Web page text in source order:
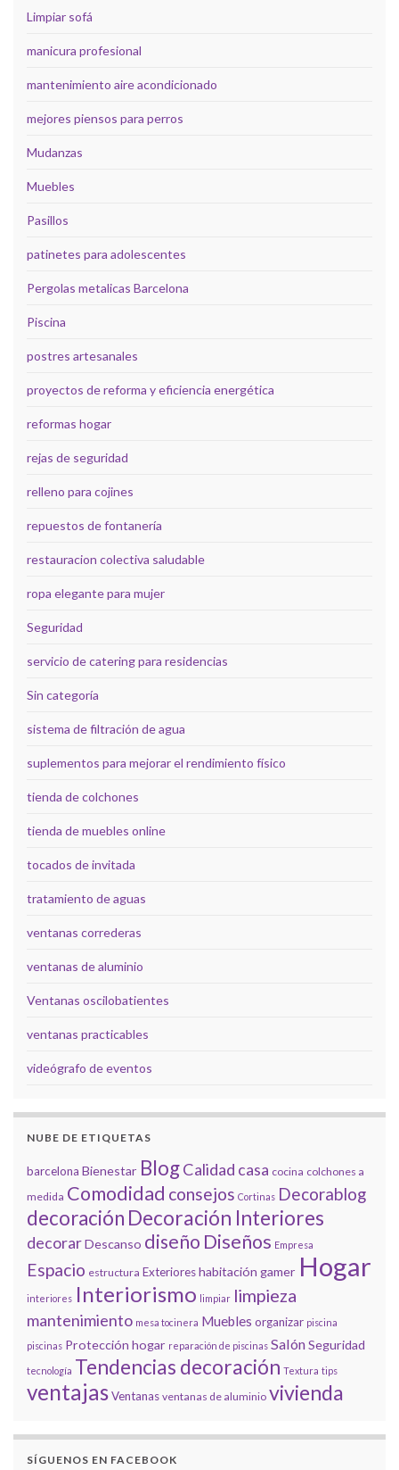
Limpiar sofá
manicura profesional
mantenimiento aire acondicionado
mejores piensos para perros
Mudanzas
Muebles
Pasillos
patinetes para adolescentes
Pergolas metalicas Barcelona
Piscina
postres artesanales
proyectos de reforma y eficiencia energética
reformas hogar
rejas de seguridad
relleno para cojines
repuestos de fontanería
restauracion colectiva saludable
ropa elegante para mujer
Seguridad
servicio de catering para residencias
Sin categoría
sistema de filtración de agua
suplementos para mejorar el rendimiento físico
tienda de colchones
tienda de muebles online
tocados de invitada
tratamiento de aguas
ventanas correderas
ventanas de aluminio
Ventanas oscilobatientes
ventanas practicables
videógrafo de eventos
NUBE DE ETIQUETAS
barcelona Bienestar BlogCalidad casa cocina colchones a
medida Comodidad consejos Cortinas Decorablog
decoración Decoración Interiores
decorarDescanso diseño Diseños Empresa
Espacio estructura Exterioreshabitación gamer Hogar
interiores Interiorismo limpiar limpieza
mantenimiento mesa tocinera Muebles organizar piscina
piscinas Protección hogar reparación de piscinas SalónSeguridad
tecnología Tendencias decoración Textura tips
ventajasVentanas ventanas de aluminio vivienda
SÍGUENOS EN FACEBOOK